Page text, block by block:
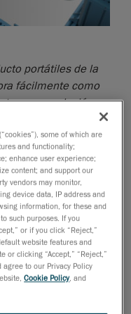
portátiles de la
fácilmente como
nueva solución
de gemelo digital y
de control
y accesible.
—Creaform, una
y proveedor
3D portátilesy
las gamas de
y MetraSCAN 3D
de control
con un robot
some of which are
and functionality;
enhance user experience;
content; and support our
vendors may monitor,
device data, IP address and
information, for these and
such purposes. If you
or if you click “Reject,”
website features and
or clicking “Accept,” “Reject,”
agree to our Privacy Policy
Cookie Policy, and